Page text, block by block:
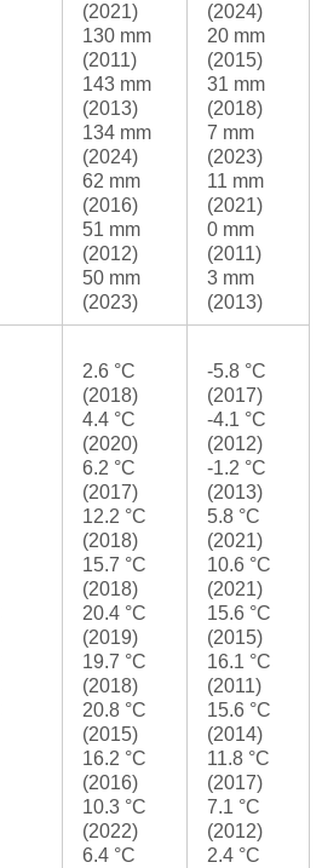
(2021)
130 mm
(2011)
143 mm
(2013)
134 mm
(2024)
62 mm
(2016)
51 mm
(2012)
50 mm
(2023)
(2024)
20 mm
(2015)
31 mm
(2018)
7 mm
(2023)
11 mm
(2021)
0 mm
(2011)
3 mm
(2013)
2.6 °C
(2018)
4.4 °C
(2020)
6.2 °C
(2017)
12.2 °C
(2018)
15.7 °C
(2018)
20.4 °C
(2019)
19.7 °C
(2018)
20.8 °C
(2015)
16.2 °C
(2016)
10.3 °C
(2022)
6.4 °C
-5.8 °C
(2017)
-4.1 °C
(2012)
-1.2 °C
(2013)
5.8 °C
(2021)
10.6 °C
(2021)
15.6 °C
(2015)
16.1 °C
(2011)
15.6 °C
(2014)
11.8 °C
(2017)
7.1 °C
(2012)
2.4 °C